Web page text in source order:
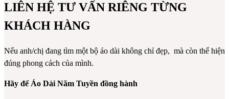
LIÊN HỆ TƯ VẤN RIÊNG TỪNG
KHÁCH HÀNG
Nếu anh/chị đang tìm một bộ áo dài không chỉ đẹp, mà còn thể hiện
đúng phong cách của mình.
Hãy để Áo Dài Năm Tuyền đồng hành